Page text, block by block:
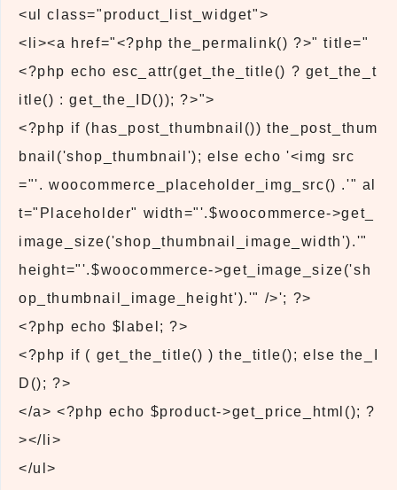
<ul class="product_list_widget">
<li><a href="<?php the_permalink() ?>" title="
<?php echo esc_attr(get_the_title() ? get_the_t
itle() : get_the_ID()); ?>">
<?php if (has_post_thumbnail()) the_post_thum
bnail('shop_thumbnail'); else echo '<img src
="'. woocommerce_placeholder_img_src() .'" al
t="Placeholder" width="'.$woocommerce->get_
image_size('shop_thumbnail_image_width').'"
height="'.$woocommerce->get_image_size('sh
op_thumbnail_image_height').'" />'; ?>
<?php echo $label; ?>
<?php if ( get_the_title() ) the_title(); else the_I
D(); ?>
</a> <?php echo $product->get_price_html(); ?
></li>
</ul>